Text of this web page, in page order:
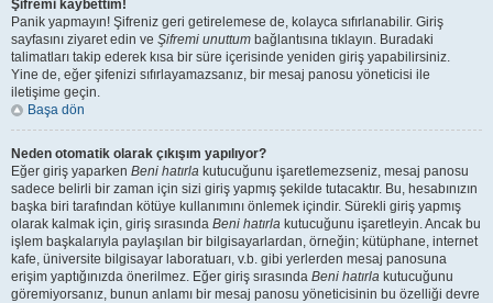
Şifremi kaybettim!
Panik yapmayın! Şifreniz geri getirelemese de, kolayca sıfırlanabilir. Giriş
sayfasını ziyaret edin ve Şifremi unuttum bağlantısına tıklayın. Buradaki
talimatları takip ederek kısa bir süre içerisinde yeniden giriş yapabilirsiniz.
Yine de, eğer şifenizi sıfırlayamazsanız, bir mesaj panosu yöneticisi ile
iletişime geçin.
Başa dön
Neden otomatik olarak çıkışım yapılıyor?
Eğer giriş yaparken Beni hatırla kutucuğunu işaretlemezseniz, mesaj panosu
sadece belirli bir zaman için sizi giriş yapmış şekilde tutacaktır. Bu, hesabınızın
başka biri tarafından kötüye kullanımını önlemek içindir. Sürekli giriş yapmış
olarak kalmak için, giriş sırasında Beni hatırla kutucuğunu işaretleyin. Ancak bu
işlem başkalarıyla paylaşılan bir bilgisayarlardan, örneğin; kütüphane, internet
kafe, üniversite bilgisayar laboratuarı, v.b. gibi yerlerden mesaj panosuna
erişim yaptığınızda önerilmez. Eğer giriş sırasında Beni hatırla kutucuğunu
göremiyorsanız, bunun anlamı bir mesaj panosu yöneticisinin bu özelliği devre